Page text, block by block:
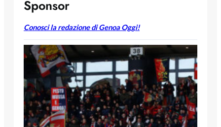
Sponsor
Conosci la redazione di Genoa Oggi!